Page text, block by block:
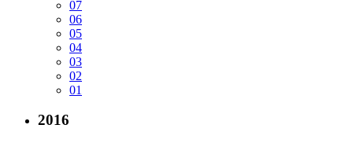
07
06
05
04
03
02
01
2016